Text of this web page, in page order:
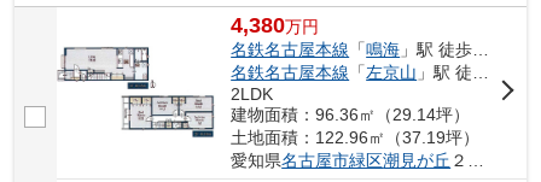
4,380万円
名鉄名古屋本線 「鳴海 」駅 徒歩22分
名鉄名古屋本線 「左京山 」駅 徒歩23分
2LDK
建物面積：96.36㎡（29.14坪）
土地面積：122.96㎡（37.19坪）
愛知県名古屋市緑区潮見が丘 ２丁目174